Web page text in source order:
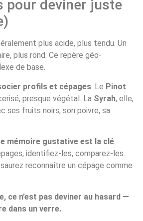
pour deviner juste
plus acide, plus tendu. Un
plus rond. Ce repère géo-
de base.
profils et cépages . Le Pinot
presque végétal. La Syrah, elle,
ses fruits noirs, son poivre, sa
mémoire gustative est la clé.
identifiez-les, comparez-les.
reconnaître un cépage comme
ce n’est pas deviner au hasard —
dans un verre.